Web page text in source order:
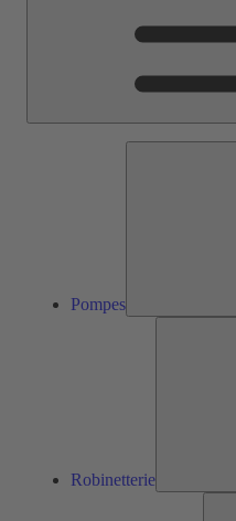
Pompes
Robinetterie